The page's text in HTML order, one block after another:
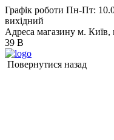
Графік роботи Пн-Пт:
вихiдний
Адреса магазину м. Київ,
39 В
Повернутися назад